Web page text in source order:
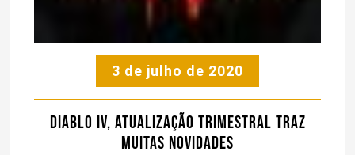
3 de julho de 2020
Diablo IV, atualização trimestral traz
muitas novidades